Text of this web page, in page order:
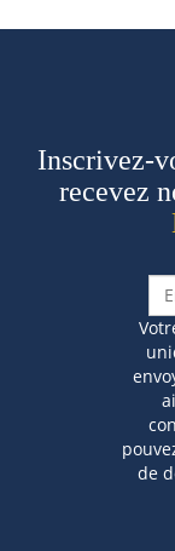
Inscrivez-
recevez
de